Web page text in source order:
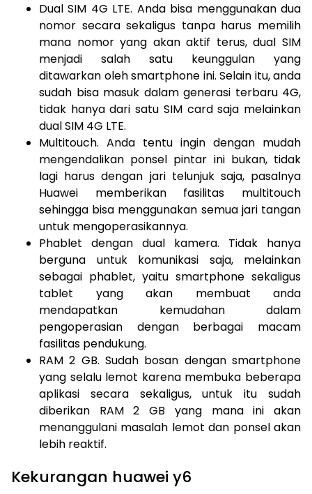
Dual SIM 4G LTE. Anda bisa menggunakan dua
nomor secara sekaligus tanpa harus memilih
mana nomor yang akan aktif terus, dual SIM
menjadi salah satu keunggulan yang
ditawarkan oleh smartphone ini. Selain itu, anda
sudah bisa masuk dalam generasi terbaru 4G,
tidak hanya dari satu SIM card saja melainkan
dual SIM 4G LTE.
Multitouch. Anda tentu ingin dengan mudah
mengendalikan ponsel pintar ini bukan, tidak
lagi harus dengan jari telunjuk saja, pasalnya
Huawei memberikan fasilitas multitouch
sehingga bisa menggunakan semua jari tangan
untuk mengoperasikannya.
Phablet dengan dual kamera. Tidak hanya
berguna untuk komunikasi saja, melainkan
sebagai phablet, yaitu smartphone sekaligus
tablet yang akan membuat anda
mendapatkan kemudahan dalam
pengoperasian dengan berbagai macam
fasilitas pendukung.
RAM 2 GB. Sudah bosan dengan smartphone
yang selalu lemot karena membuka beberapa
aplikasi secara sekaligus, untuk itu sudah
diberikan RAM 2 GB yang mana ini akan
menanggulani masalah lemot dan ponsel akan
lebih reaktif.
Kekurangan huawei y6